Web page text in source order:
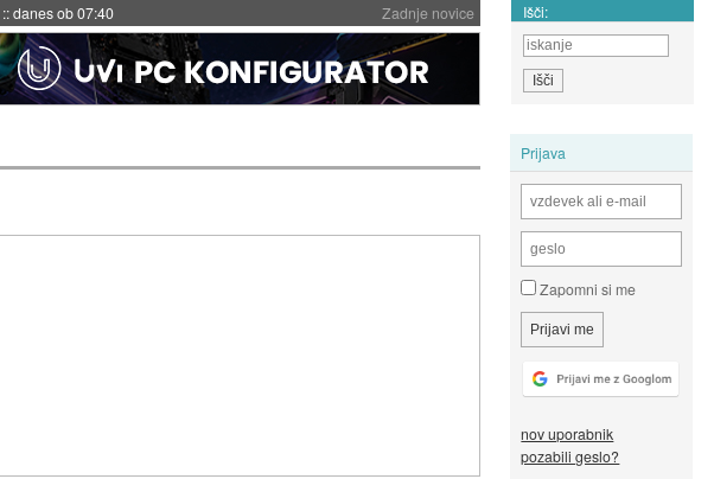
Zadnje novice
::danes ob 07:40 Išči:
Prijava
Zapomni si me
nov uporabnik
pozabili geslo?